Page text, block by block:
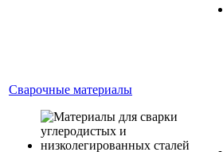
Сварочные материалы